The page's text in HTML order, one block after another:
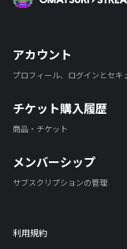
アカウント
プロフィール、ログインとセキ
チケット購入履歴
商品・チケット
メンバーシップ
サブスクリプションの管理
利用規約